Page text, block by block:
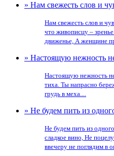
» Нам свежесть слов и
Нам свежесть слов и
что живописцу –
движенье, А женщине
» Настоящую нежность
Настоящую нежность
тиха. Ты напрасно
грудь в меха....
» Не будем пить из
Не будем пить из
сладкое вино, Не
ввечеру не поглядим в